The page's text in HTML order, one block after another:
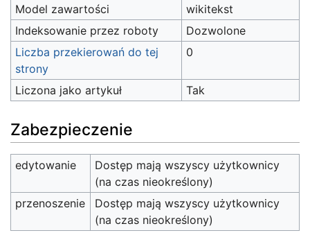
Model zawartości
wikitekst
Indeksowanie przez roboty
Dozwolone
Liczba przekierowań do tej
strony
0
Liczona jako artykuł Tak
Zabezpieczenie
edytowanie
Dostęp mają wszyscy użytkownicy
(na czas nieokreślony)
przenoszenie
Dostęp mają wszyscy użytkownicy
(na czas nieokreślony)